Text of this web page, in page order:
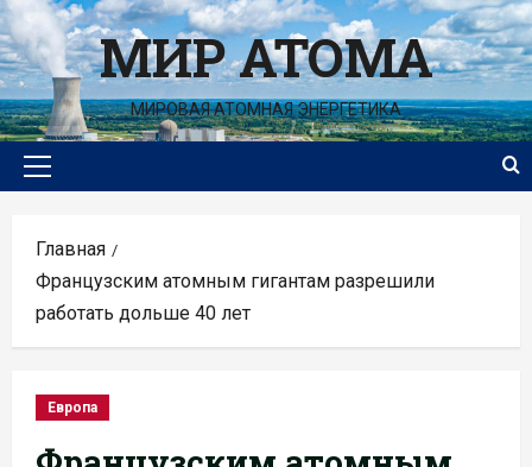
Перейти
к
содержимомуМИР АТОМА
МИРОВАЯ АТОМНАЯ ЭНЕРГЕТИКА
Основное
Главная
Французским атомным гигантам разрешили
работать дольше 40 лет
Европа